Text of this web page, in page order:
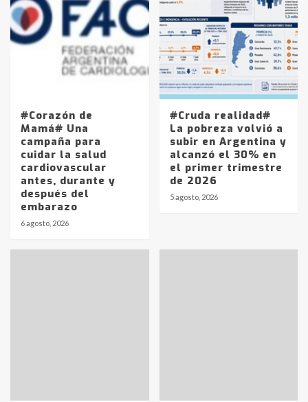
#Corazón de
Mamá# Una
campaña para
cuidar la salud
cardiovascular
antes, durante y
después del
embarazo
6 agosto, 2026
#Cruda realidad#
La pobreza volvió a
subir en Argentina y
alcanzó el 30% en
el primer trimestre
de 2026
5 agosto, 2026